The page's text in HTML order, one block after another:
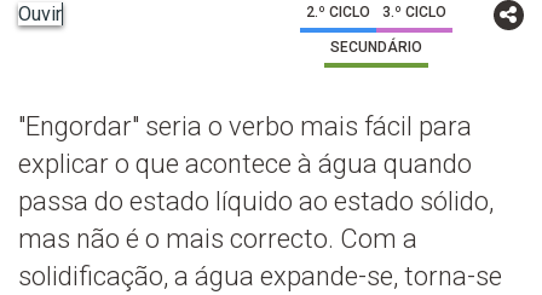
Ouvir 2.º CICLO 3.º CICLO
SECUNDÁRIO
"Engordar" seria o verbo mais fácil para
explicar o que acontece à água quando
passa do estado líquido ao estado sólido,
mas não é o mais correcto. Com a
solidificação, a água expande-se, torna-se